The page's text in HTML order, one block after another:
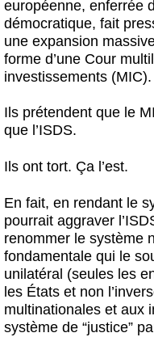
européenne, enferrée
démocratique, fait
une expansion
forme d’une Cour
investissements (MIC).
Ils prétendent que le
que l’ISDS.
Ils ont tort. Ça l’est.
En fait, en rendant le
pourrait aggraver
renommer le système
fondamentale qui le
unilatéral (seules les
les États et non
multinationales et aux
système de “justice”